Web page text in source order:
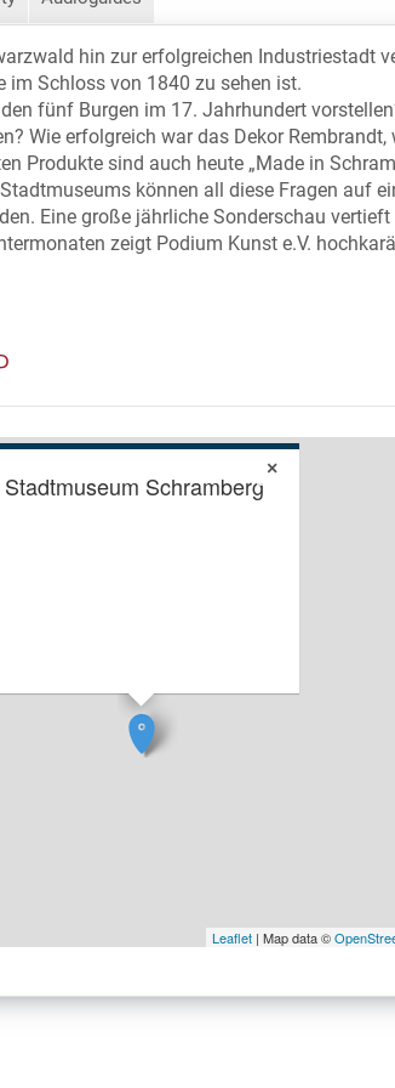
hin zur erfolgreichen Industriestadt
im Schloss von 1840 zu sehen ist.
fünf Burgen im 17. Jahrhundert
Wie erfolgreich war das Dekor Rembrandt,
Produkte sind auch heute „Made in
können all diese Fragen auf
Eine große jährliche Sonderschau
zeigt Podium Kunst e.V.
Stadtmuseum Schramberg
×
Leaflet | Map data ©